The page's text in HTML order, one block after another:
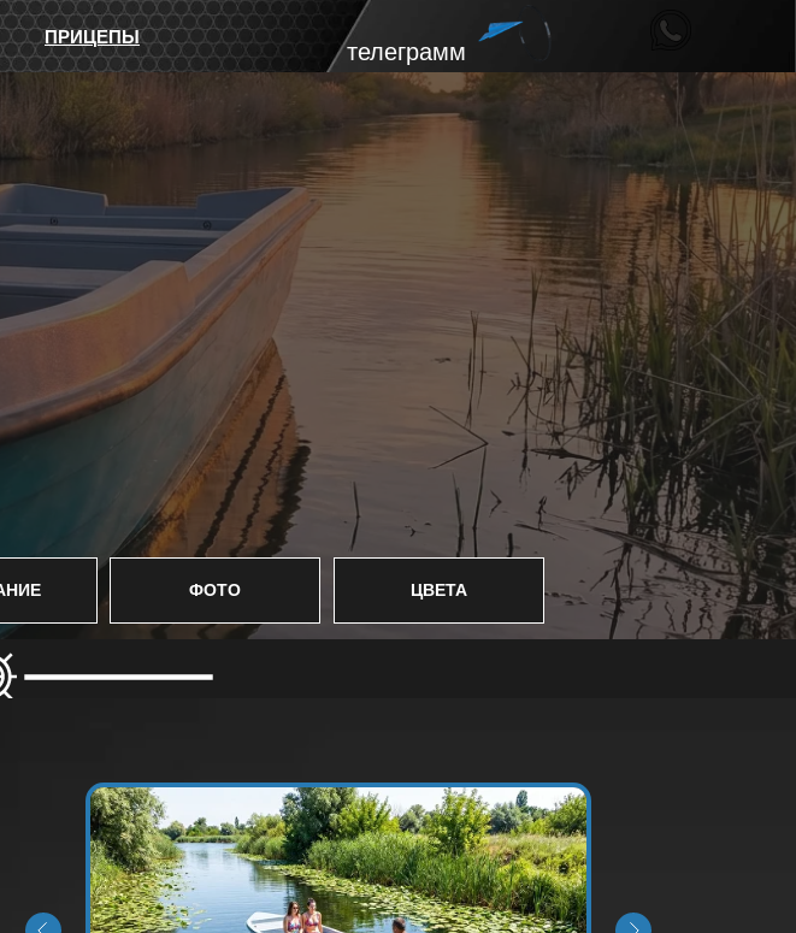
телеграмм
ПРИЦЕПЫ
ФОТО ЦВЕТА